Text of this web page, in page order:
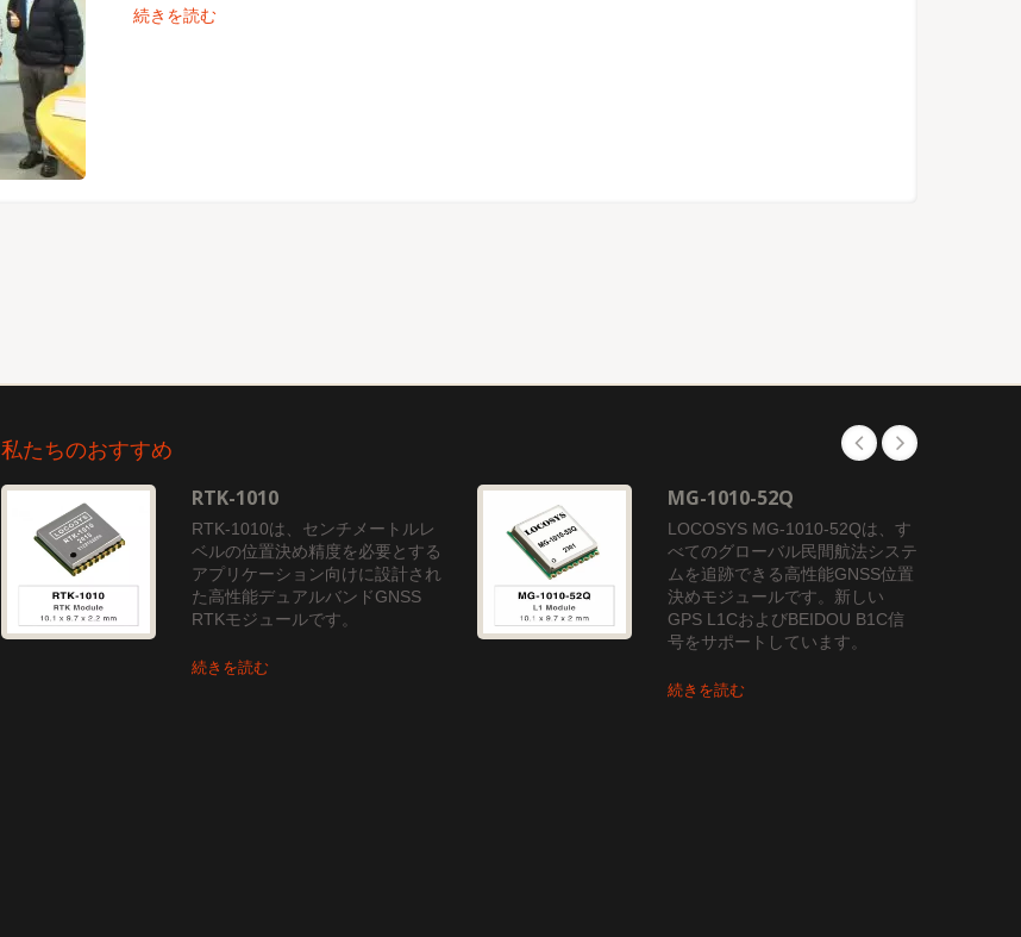
続きを読む
私たちのおすすめ
RTK-1010
RTK-1010は、センチメートルレ
ベルの位置決め精度を必要とする
アプリケーション向けに設計され
た高性能デュアルバンドGNSS
RTKモジュールです。
続きを読む
MG-1010-52Q
LOCOSYS MG-1010-52Qは、す
べてのグローバル民間航法システ
ムを追跡できる高性能GNSS位置
決めモジュールです。新しい
GPS L1CおよびBEIDOU B1C信
号をサポートしています。
続きを読む